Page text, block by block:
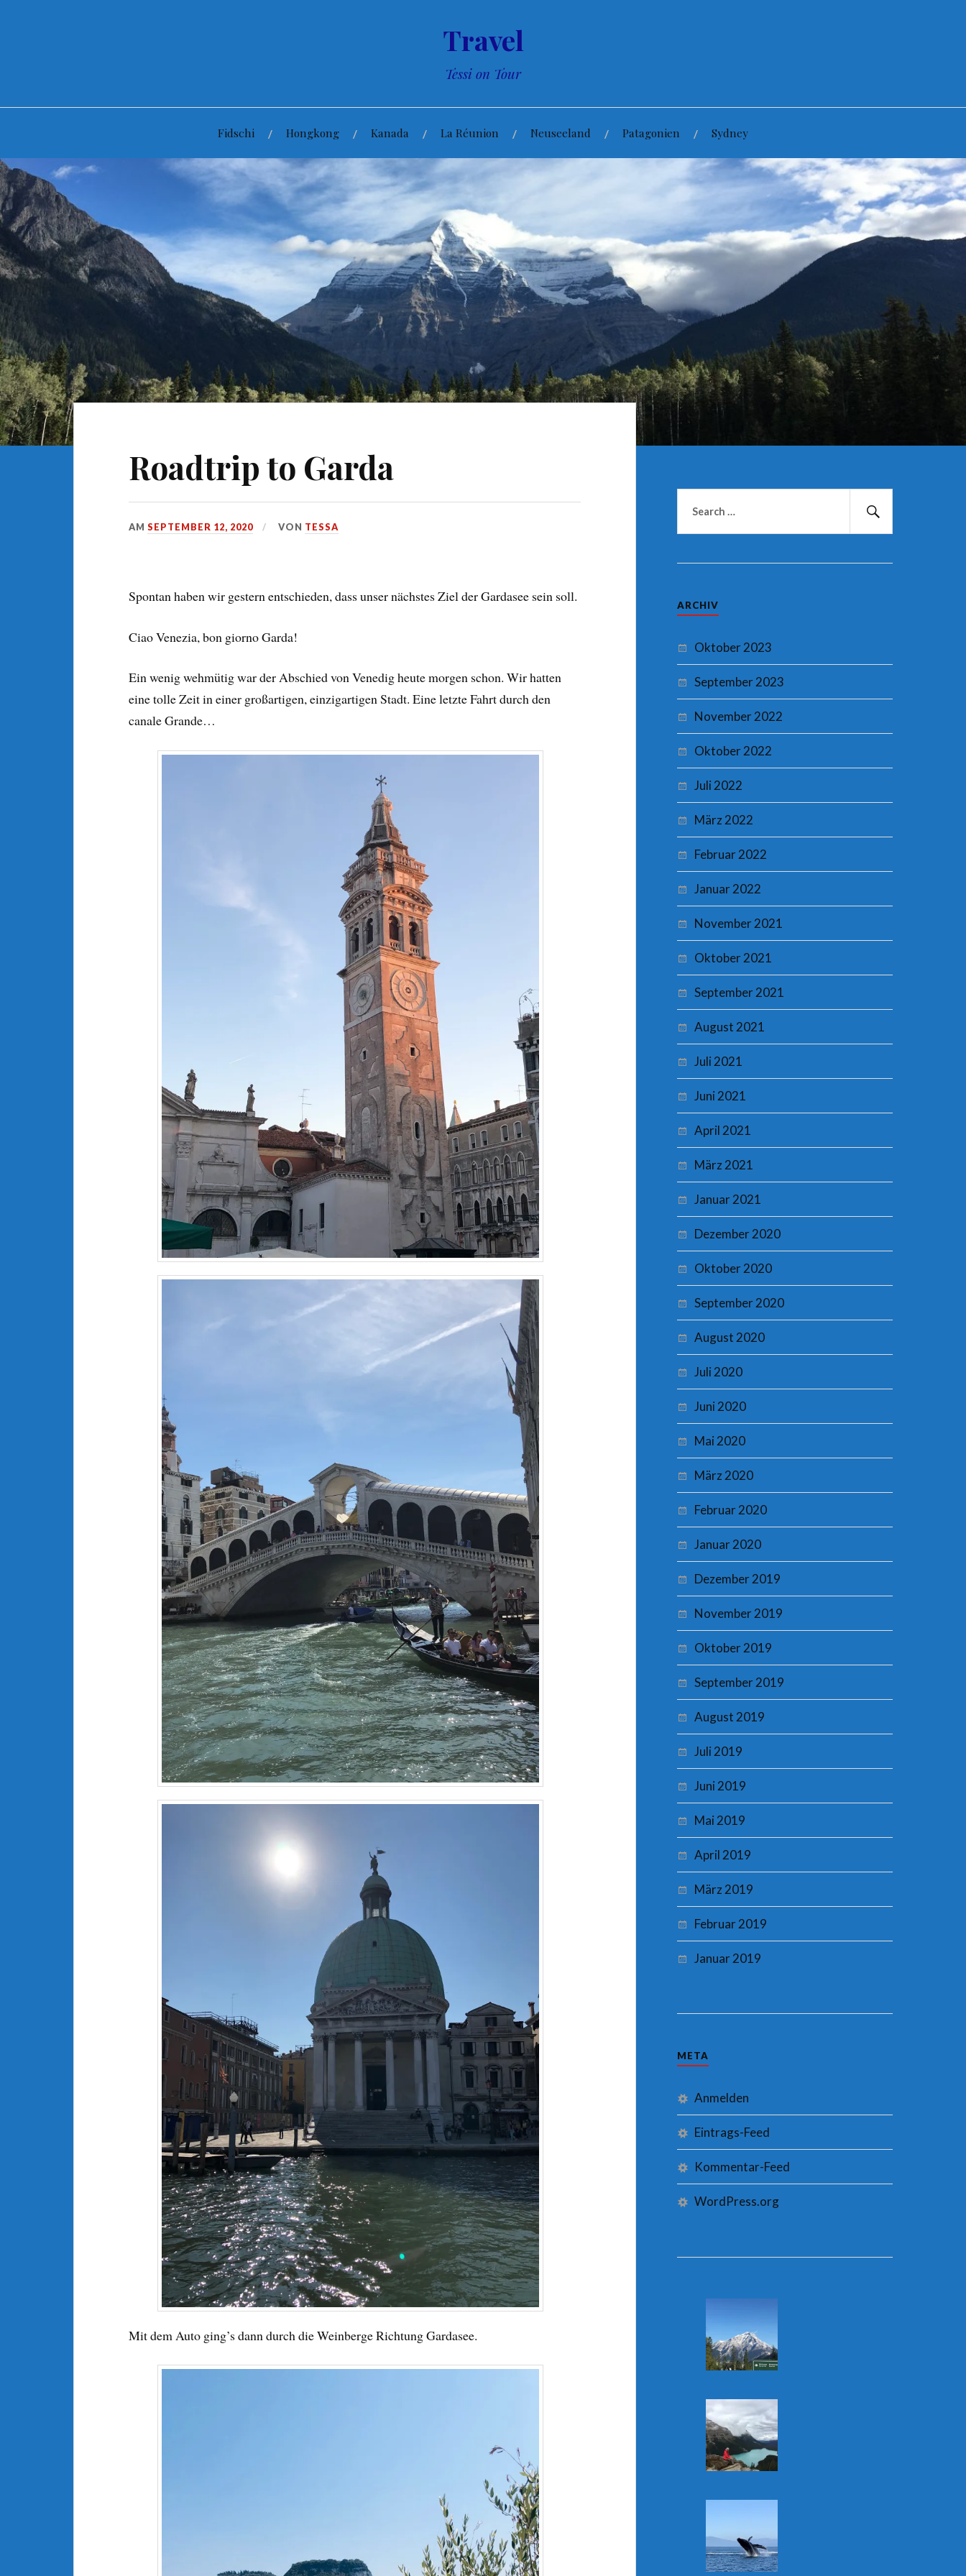
Travel
Tessi on Tour
Fidschi Hongkong Kanada La Réunion Neuseeland Patagonien Sydney
Roadtrip to Garda
AMSEPTEMBER 12, 2020 VON TESSA
Spontan haben wir gestern entschieden, dass unser nächstes Ziel der Gardasee sein soll.
Ciao Venezia, bon giorno Garda!
Ein wenig wehmütig war der Abschied von Venedig heute morgen schon. Wir hatten
eine tolle Zeit in einer großartigen, einzigartigen Stadt. Eine letzte Fahrt durch den
canale Grande…
Mit dem Auto ging’s dann durch die Weinberge Richtung Gardasee.
nach:
ARCHIV
Oktober 2023
September 2023
November 2022
Oktober 2022
Juli 2022
März 2022
Februar 2022
Januar 2022
November 2021
Oktober 2021
September 2021
August 2021
Juli 2021
Juni 2021
April 2021
März 2021
Januar 2021
Dezember 2020
Oktober 2020
September 2020
August 2020
Juli 2020
Juni 2020
Mai 2020
März 2020
Februar 2020
Januar 2020
Dezember 2019
November 2019
Oktober 2019
September 2019
August 2019
Juli 2019
Juni 2019
Mai 2019
April 2019
März 2019
Februar 2019
Januar 2019
META
Anmelden
Eintrags-Feed
Kommentar-Feed
WordPress.org